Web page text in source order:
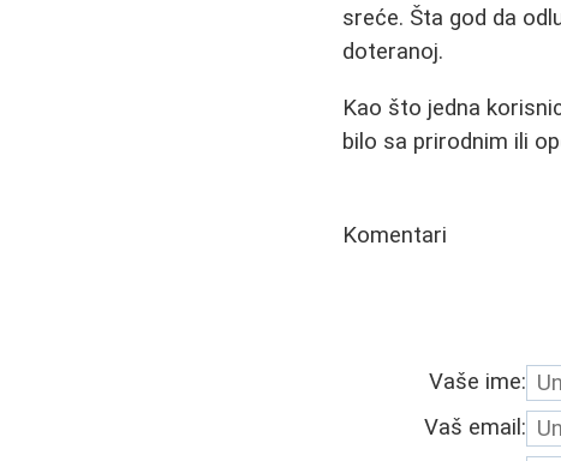
sreće. Šta god da
doteranoj.
Kao što jedna
bilo sa prirodnim ili
Komentari
Vaše ime:
Vaš email: